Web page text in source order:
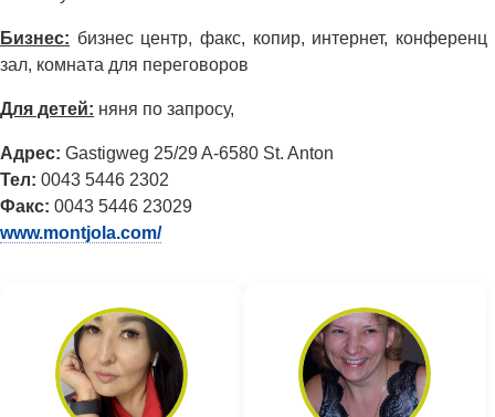
Бизнес: бизнес центр, факс, копир, интернет, конференц
зал, комната для переговоров
Для детей: няня по запросу,
Адрес: Gastigweg 25/29 A-6580 St. Anton
Тел: 0043 5446 2302
Факс: 0043 5446 23029
www.montjola.com/